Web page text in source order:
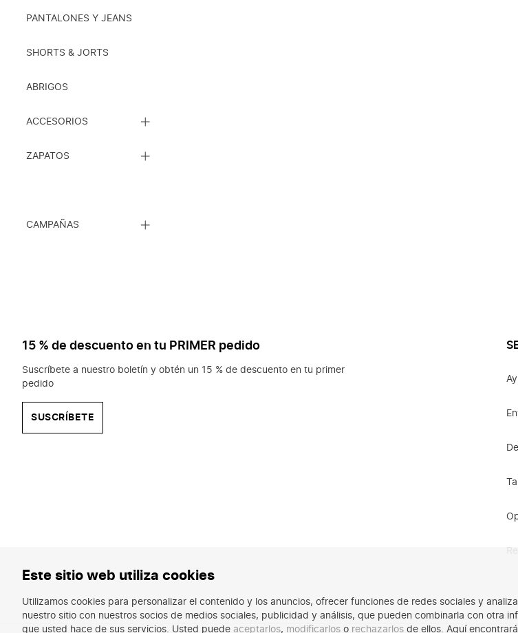
Este sitio web utiliza cookies
Utilizamos cookies para personalizar el contenido y los anuncios, ofrecer funciones de redes sociales y
nuestro sitio con nuestros socios de medios sociales, publicidad y análisis, que pueden combinarla con otra
que usted hace de sus servicios. Usted puede aceptarlos, modificarlos o rechazarlos de ellos. Aquí encontrará
PANTALONES Y JEANS
SHORTS & JORTS
ABRIGOS
ACCESORIOS
LISTA
SUBCATEGORÍAS
ZAPATOS
LISTA
CAMPAÑAS
LISTA
15 % de descuento en tu PRIMER pedido
Suscríbete a nuestro boletín y obtén un 15 % de descuento en tu primer
pedido
SUSCRÍBETE